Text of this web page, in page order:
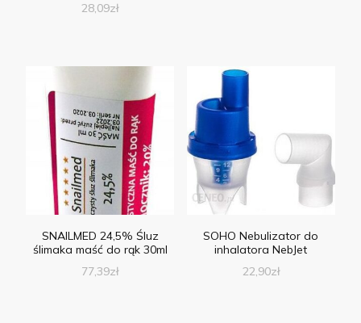
28,09zł
SNAILMED 24,5% Śluz
ślimaka maść do rąk 30ml
77,39zł
SOHO Nebulizator do
inhalatora NebJet
22,90zł